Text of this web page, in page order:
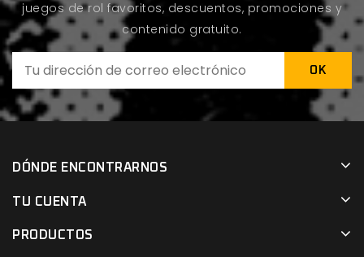
juegos de rol favoritos, descuentos, promociones y
contenido gratuito.
DÓNDE ENCONTRARNOS
TU CUENTA
PRODUCTOS